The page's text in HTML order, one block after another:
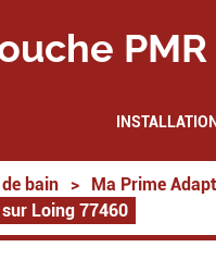
PMR
bain > Ma Prime
Loing 77460